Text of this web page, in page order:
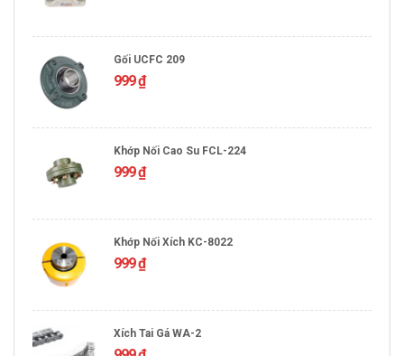
Gối UCFC 209
999₫
Khớp Nối Cao Su FCL-224
999₫
Khớp Nối Xích KC-8022
999₫
Xích Tai Gá WA-2